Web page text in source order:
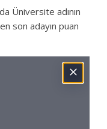
Üniversite adının
son adayın puan